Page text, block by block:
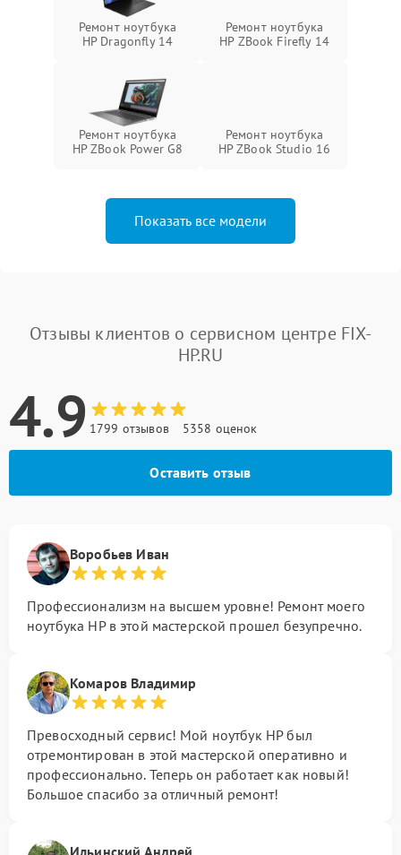
Ремонт ноутбука
HP Dragonfly 14
Ремонт ноутбука
HP ZBook Firefly 14
Ремонт ноутбука
HP ZBook Power G8
Ремонт ноутбука
HP ZBook Studio 16
Показать все модели
Отзывы клиентов о сервисном центре FIX-
HP.RU
4.9 1799 отзывов 5358 оценок
Оставить отзыв
Воробьев Иван
Профессионализм на высшем уровне! Ремонт моего
ноутбука HP в этой мастерской прошел безупречно.
Комаров Владимир
Превосходный сервис! Мой ноутбук HP был
отремонтирован в этой мастерской оперативно и
профессионально. Теперь он работает как новый!
Большое спасибо за отличный ремонт!
Ильинский Андрей